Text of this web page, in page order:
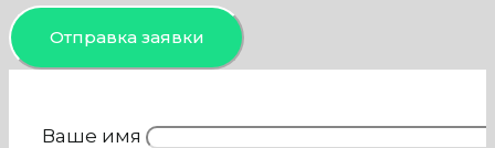
Отправка заявки
Ваше имя